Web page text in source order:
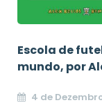
Escola de
mundo, por
4 de